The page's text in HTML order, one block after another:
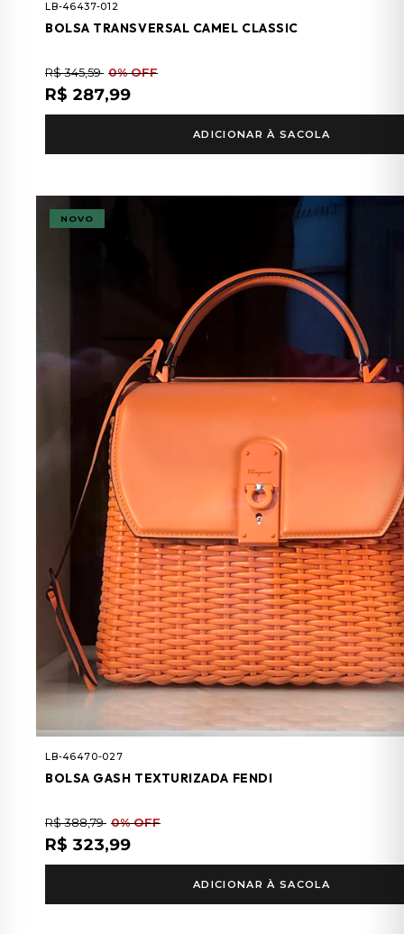
LB-46437-012
BOLSA TRANSVERSAL CAMEL CLASSIC
R$ 345,59 0% OFF
R$ 287,99
ADICIONAR À SACOLA
NOVO
LB-46470-027
BOLSA GASH TEXTURIZADA FENDI
R$ 388,79 0% OFF
R$ 323,99
ADICIONAR À SACOLA